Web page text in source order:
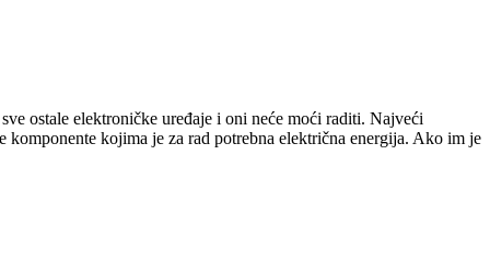
ostale elektroničke uređaje i oni neće moći raditi. Najveći
komponente kojima je za rad potrebna električna energija. Ako im je